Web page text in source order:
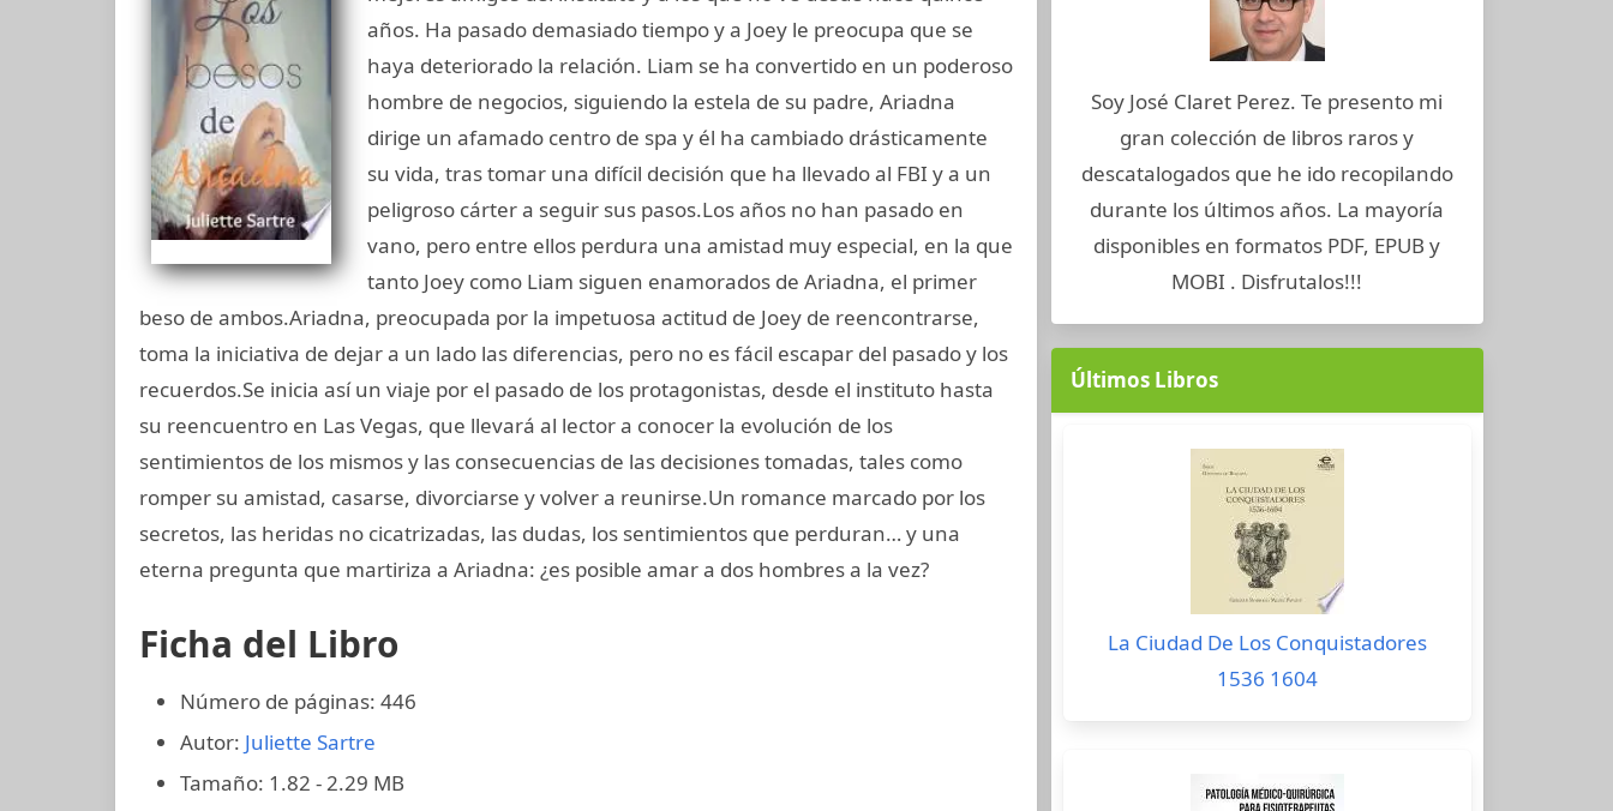
años. Ha pasado demasiado tiempo y a Joey le preocupa que se
haya deteriorado la relación. Liam se ha convertido en un poderoso
hombre de negocios, siguiendo la estela de su padre, Ariadna
dirige un afamado centro de spa y él ha cambiado drásticamente
su vida, tras tomar una difícil decisión que ha llevado al FBI y a un
peligroso cárter a seguir sus pasos.Los años no han pasado en
vano, pero entre ellos perdura una amistad muy especial, en la que
tanto Joey como Liam siguen enamorados de Ariadna, el primer
beso de ambos.Ariadna, preocupada por la impetuosa actitud de Joey de reencontrarse,
toma la iniciativa de dejar a un lado las diferencias, pero no es fácil escapar del pasado y los
recuerdos.Se inicia así un viaje por el pasado de los protagonistas, desde el instituto hasta
su reencuentro en Las Vegas, que llevará al lector a conocer la evolución de los
sentimientos de los mismos y las consecuencias de las decisiones tomadas, tales como
romper su amistad, casarse, divorciarse y volver a reunirse.Un romance marcado por los
secretos, las heridas no cicatrizadas, las dudas, los sentimientos que perduran… y una
eterna pregunta que martiriza a Ariadna: ¿es posible amar a dos hombres a la vez?
Ficha del Libro
Número de páginas: 446
Autor: Juliette Sartre
Tamaño: 1.82 - 2.29 MB
Soy José Claret Perez. Te presento mi
gran colección de libros raros y
descatalogados que he ido recopilando
durante los últimos años. La mayoría
disponibles en formatos PDF, EPUB y
MOBI . Disfrutalos!!!
Últimos Libros
La Ciudad De Los Conquistadores
1536 1604